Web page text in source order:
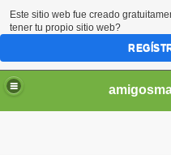
Este sitio web fue creado
tener tu propio sitio web?